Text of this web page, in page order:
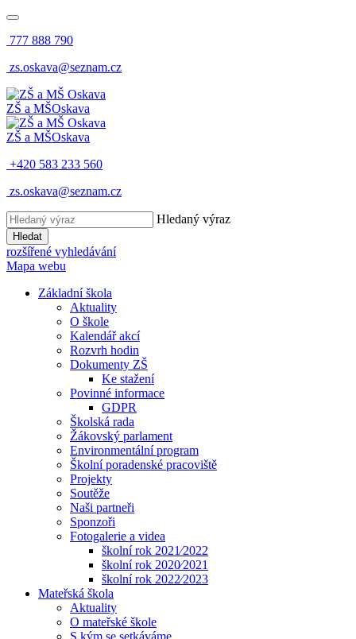
777 888 790
zs.oskava@seznam.cz
ZŠ a MŠOskava
ZŠ a MŠOskava
+420 583 233 560
zs.oskava@seznam.cz
Hledaný výraz
Hledat
rozšířené vyhledávání
Mapa webu
Základní škola
Aktuality
O škole
Kalendář akcí
Rozvrh hodin
Dokumenty ZŠ
Ke stažení
Povinné informace
GDPR
Školská rada
Žákovský parlament
Environmentální program
Školní poradenské pracoviště
Projekty
Soutěže
Naši partneři
Sponzoři
Fotogalerie a videa
školní rok 2021⁄2022
školní rok 2020⁄2021
školní rok 2022⁄2023
Mateřská škola
Aktuality
O mateřské škole
S kým se setkáváme